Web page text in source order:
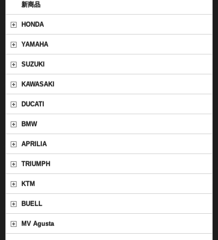
新商品
HONDA
YAMAHA
SUZUKI
KAWASAKI
DUCATI
BMW
APRILIA
TRIUMPH
KTM
BUELL
MV Agusta